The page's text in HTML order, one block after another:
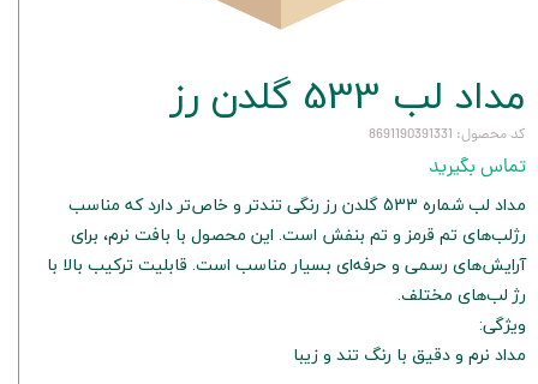
مداد لب 533 گلدن رز
کد محصول: 8691190391331
تماس بگیرید
مداد لب شماره 533 گلدن رز رنگی تندتر و خاص‌تر دارد که مناسب
رژلب‌های تم قرمز و تم بنفش است. این محصول با بافت نرم، برای
آرایش‌های رسمی و حرفه‌ای بسیار مناسب است. قابلیت ترکیب بالا با
رژ لب‌های مختلف.
ویژگی:
مداد نرم و دقیق با رنگ تند و زیبا